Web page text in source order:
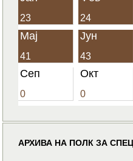
23 24
Мај
41
Јун
43
Сеп
0
Окт
0
АРХИВА НА ПОЛК ЗА